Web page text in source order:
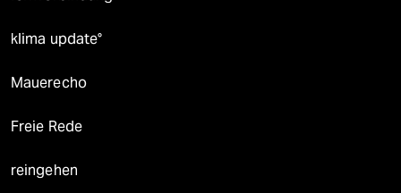
klima update°
Mauerecho
Freie Rede
reingehen